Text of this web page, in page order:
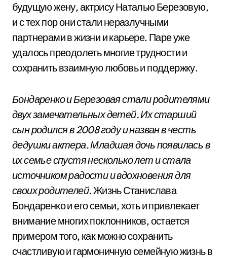
будущую жену, актрису Наталью Березовую,
и с тех пор они стали неразлучными
партнерами в жизни и карьере. Паре уже
удалось преодолеть многие трудности и
сохранить взаимную любовь и поддержку.
Бондаренко и Березовая стали родителями
двух замечательных детей. Их старший
сын родился в 2008 году и назван в честь
дедушки актера. Младшая дочь появилась в
их семье спустя несколько лет и стала
источником радости и вдохновения для
своих родителей.Жизнь Станислава
Бондаренко и его семьи, хоть и привлекает
внимание многих поклонников, остается
примером того, как можно сохранить
счастливую и гармоничную семейную жизнь в